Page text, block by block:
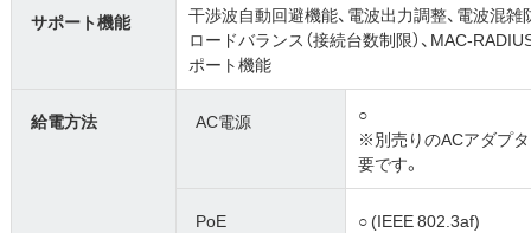
サポート機能
干渉波自動回避機能、電波出力調整、電波混雑
ロードバランス（接続台数制限）、MAC-
ポート機能
給電方法 AC電源
○
※別売りのACアダプ
要です。
PoE ○ (IEEE 802.3af)